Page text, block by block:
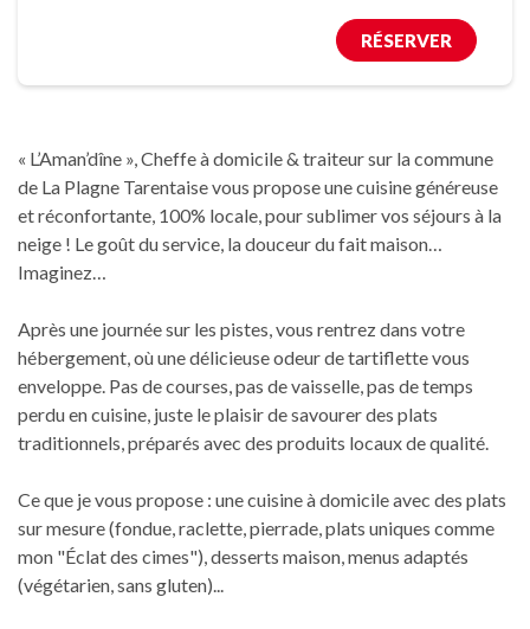
RÉSERVER
« L’Aman’dîne », Cheffe à domicile & traiteur sur la commune
de La Plagne Tarentaise vous propose une cuisine généreuse
et réconfortante, 100% locale, pour sublimer vos séjours à la
neige ! Le goût du service, la douceur du fait maison…
Imaginez…
Après une journée sur les pistes, vous rentrez dans votre
hébergement, où une délicieuse odeur de tartiflette vous
enveloppe. Pas de courses, pas de vaisselle, pas de temps
perdu en cuisine, juste le plaisir de savourer des plats
traditionnels, préparés avec des produits locaux de qualité.
Ce que je vous propose : une cuisine à domicile avec des plats
sur mesure (fondue, raclette, pierrade, plats uniques comme
mon "Éclat des cimes"), desserts maison, menus adaptés
(végétarien, sans gluten)...